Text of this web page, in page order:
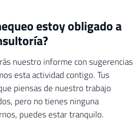
estoy obligado a
nuestro informe con sugerencias
esta actividad contigo. Tus
piensas de nuestro trabajo
pero no tienes ninguna
puedes estar tranquilo.